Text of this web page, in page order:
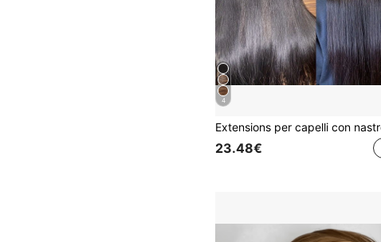
4
23.48€